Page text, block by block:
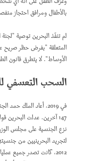
بالأطفال ومرافق احتجاز
المتعلقة "بفرض حظر صريح
الأوساط". لا يتطرق قانون الطفل لسنة 2012 إلى
السحب التعسفي
نزع الجنسية على مجلس
لتجريد البحرينيين من
2012، كانت تصدر جميع